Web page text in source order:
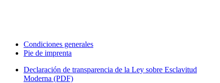
Condiciones generales
Pie de imprenta
Declaración de transparencia de la Ley sobre Esclavitud
Moderna (PDF)